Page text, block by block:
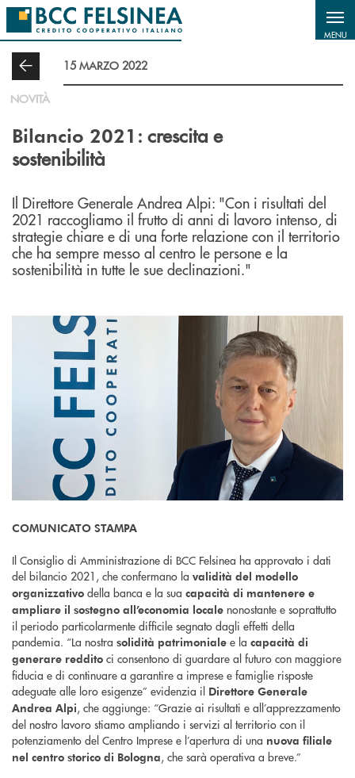
Salta al contenuto principale
MENU
15 MARZO 2022
NOVITÀ
Bilancio 2021 : crescita e
sostenibilità
Il Direttore Generale Andrea Alpi: "Con i risultati del
2021 raccogliamo il frutto di anni di lavoro intenso, di
strategie chiare e di una forte relazione con il territorio
che ha sempre messo al centro le persone e la
sostenibilità in tutte le sue declinazioni."
COMUNICATO STAMPA
Il Consiglio di Amministrazione di BCC Felsinea ha approvato i dati
del bilancio 2021, che confermano la validità del modello
organizzativo della banca e la sua capacità di mantenere e
ampliare il sostegno all’economia locale nonostante e soprattutto
il periodo particolarmente difficile segnato dagli effetti della
pandemia. “La nostra solidità patrimoniale e la capacità di
generare reddito ci consentono di guardare al futuro con maggiore
fiducia e di continuare a garantire a imprese e famiglie risposte
adeguate alle loro esigenze” evidenzia il Direttore Generale
Andrea Alpi, che aggiunge: “Grazie ai risultati e all’apprezzamento
del nostro lavoro stiamo ampliando i servizi al territorio con il
potenziamento del Centro Imprese e l’apertura di una nuova filiale
nel centro storico di Bologna, che sarà operativa a breve.”